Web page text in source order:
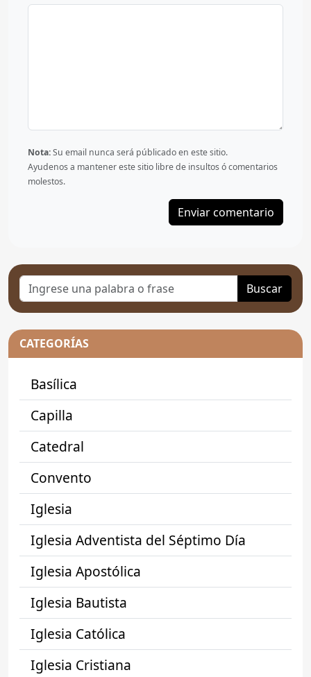
Nota:Su email nunca será públicado en este sitio.
Ayudenos a mantener este sitio libre de insultos ó comentarios
molestos.
Buscar
CATEGORÍAS
Basílica
Capilla
Catedral
Convento
Iglesia
Iglesia Adventista del Séptimo Día
Iglesia Apostólica
Iglesia Bautista
Iglesia Católica
Iglesia Cristiana